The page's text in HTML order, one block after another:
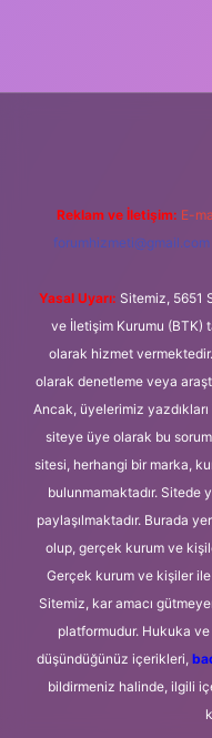
Reklam ve İletişim: E-
forumhizmeti@gmail.com
Yasal Uyarı: Sitemiz, 5651
ve İletişim Kurumu (BTK)
olarak hizmet
olarak denetleme veya
Ancak, üyelerimiz
siteye üye olarak bu
sitesi, herhangi bir marka,
bulunmamaktadır. Sitede
paylaşılmaktadır. Burada
olup, gerçek kurum ve
Gerçek kurum ve kişiler
Sitemiz, kar amacı
platformudur. Hukuka
düşündüğünüz içerikleri,
bildirmeniz halinde, ilgili